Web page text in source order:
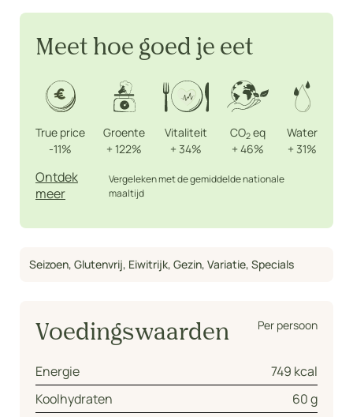
Meet hoe goed je eet
True price
-11%
Groente
+ 122%
Vitaliteit
+ 34%
CO2 eq
+ 46%
Water
+ 31%
Ontdek
meer
Vergeleken met de gemiddelde nationale
maaltijd
Seizoen, Glutenvrij, Eiwitrijk, Gezin, Variatie, Specials
Voedingswaarden Per persoon
Energie
749 kcal
Koolhydraten
60 g